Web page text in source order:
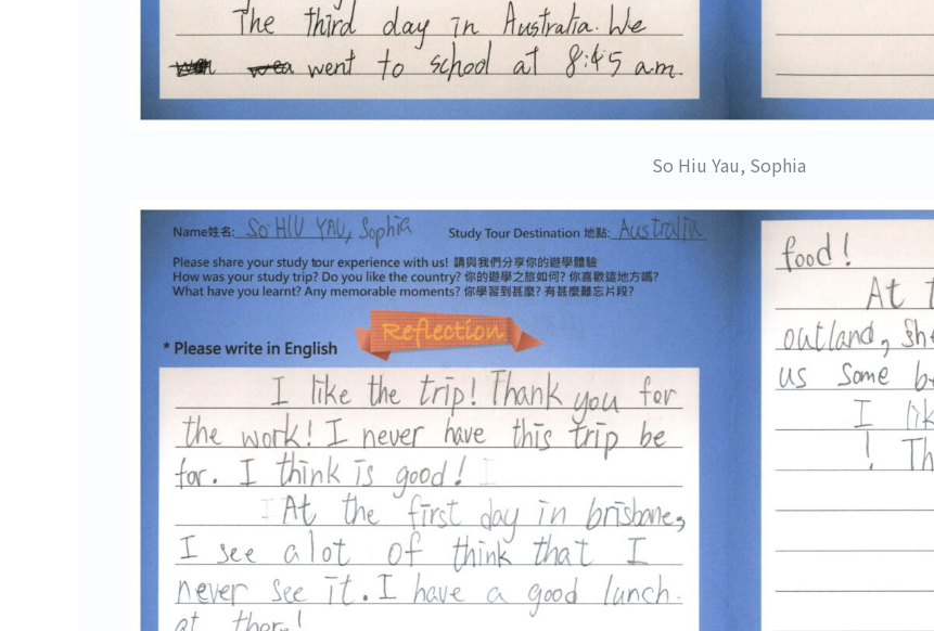
So Hiu Yau, Sophia